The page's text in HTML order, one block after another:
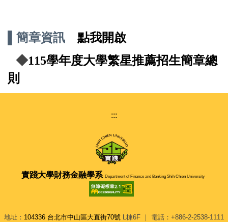
▌簡章資訊
點我開啟
◆115學年度大學繁星推薦招生簡章總
則
:::
實踐大學財務金融學系 Department of Finance and Banking Shih Chien University
地址： 104336 台北市中山區大直街70號 L棟6F ｜ 電話：+886-2-2538-1111